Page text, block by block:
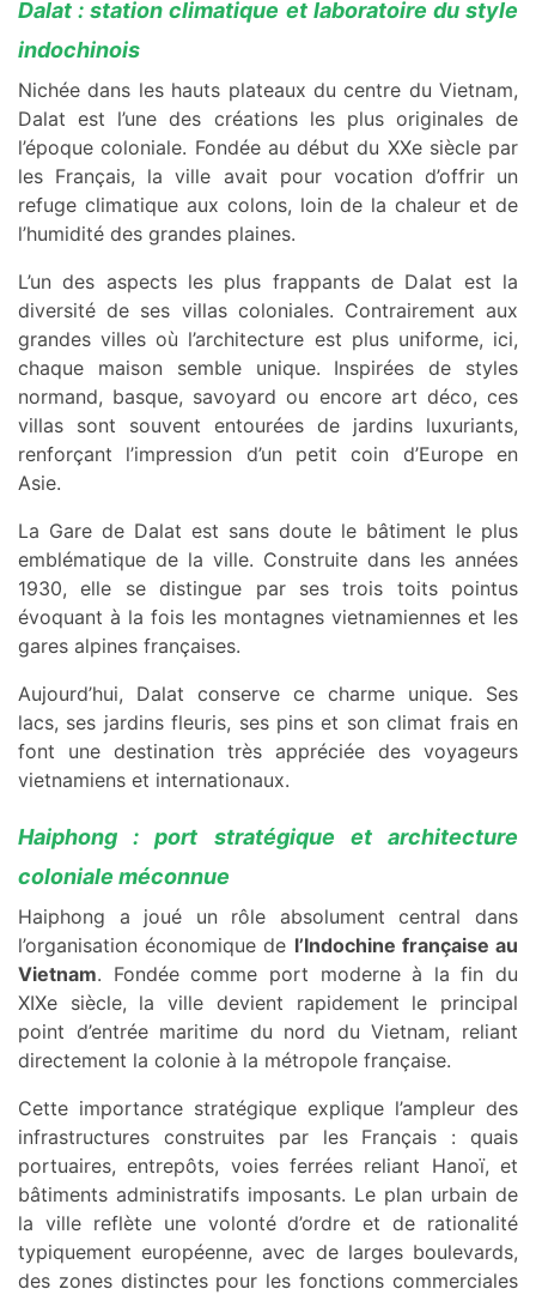
Dalat : station climatique et laboratoire du style
indochinois
Nichée dans les hauts plateaux du centre du Vietnam,
Dalat est l’une des créations les plus originales de
l’époque coloniale. Fondée au début du XXe siècle par
les Français, la ville avait pour vocation d’offrir un
refuge climatique aux colons, loin de la chaleur et de
l’humidité des grandes plaines.
L’un des aspects les plus frappants de Dalat est la
diversité de ses villas coloniales. Contrairement aux
grandes villes où l’architecture est plus uniforme, ici,
chaque maison semble unique. Inspirées de styles
normand, basque, savoyard ou encore art déco, ces
villas sont souvent entourées de jardins luxuriants,
renforçant l’impression d’un petit coin d’Europe en
Asie.
La Gare de Dalat est sans doute le bâtiment le plus
emblématique de la ville. Construite dans les années
1930, elle se distingue par ses trois toits pointus
évoquant à la fois les montagnes vietnamiennes et les
gares alpines françaises.
Aujourd’hui, Dalat conserve ce charme unique. Ses
lacs, ses jardins fleuris, ses pins et son climat frais en
font une destination très appréciée des voyageurs
vietnamiens et internationaux.
Haiphong : port stratégique et architecture
coloniale méconnue
Haiphong a joué un rôle absolument central dans
l’organisation économique de l’Indochine française au
Vietnam. Fondée comme port moderne à la fin du
XIXe siècle, la ville devient rapidement le principal
point d’entrée maritime du nord du Vietnam, reliant
directement la colonie à la métropole française.
Cette importance stratégique explique l’ampleur des
infrastructures construites par les Français : quais
portuaires, entrepôts, voies ferrées reliant Hanoï, et
bâtiments administratifs imposants. Le plan urbain de
la ville reflète une volonté d’ordre et de rationalité
typiquement européenne, avec de larges boulevards,
des zones distinctes pour les fonctions commerciales